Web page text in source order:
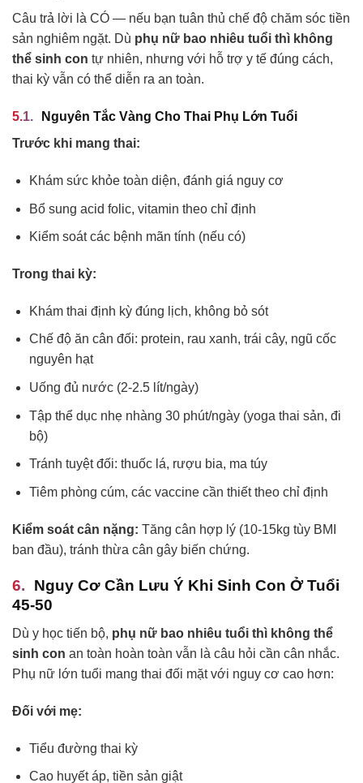
Câu trả lời là CÓ — nếu bạn tuân thủ chế độ chăm sóc tiền
sản nghiêm ngặt. Dù phụ nữ bao nhiêu tuổi thì không
thể sinh con tự nhiên, nhưng với hỗ trợ y tế đúng cách,
thai kỳ vẫn có thể diễn ra an toàn.
Nguyên Tắc Vàng Cho Thai Phụ Lớn Tuổi
Trước khi mang thai:
Khám sức khỏe toàn diện, đánh giá nguy cơ
Bổ sung acid folic, vitamin theo chỉ định
Kiểm soát các bệnh mãn tính (nếu có)
Trong thai kỳ:
Khám thai định kỳ đúng lịch, không bỏ sót
Chế độ ăn cân đối: protein, rau xanh, trái cây, ngũ cốc
nguyên hạt
Uống đủ nước (2-2.5 lít/ngày)
Tập thể dục nhẹ nhàng 30 phút/ngày (yoga thai sản, đi
bộ)
Tránh tuyệt đối: thuốc lá, rượu bia, ma túy
Tiêm phòng cúm, các vaccine cần thiết theo chỉ định
Kiểm soát cân nặng: Tăng cân hợp lý (10-15kg tùy BMI
ban đầu), tránh thừa cân gây biến chứng.
Nguy Cơ Cần Lưu Ý Khi Sinh Con Ở Tuổi
45-50
Dù y học tiến bộ, phụ nữ bao nhiêu tuổi thì không thể
sinh con an toàn hoàn toàn vẫn là câu hỏi cần cân nhắc.
Phụ nữ lớn tuổi mang thai đối mặt với nguy cơ cao hơn:
Đối với mẹ:
Tiểu đường thai kỳ
Cao huyết áp, tiền sản giật